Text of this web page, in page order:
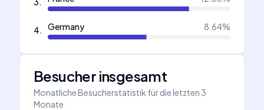
4. Germany 8.64%
Besucher insgesamt
Monatliche Besucherstatistik für die letzten 3
Monate